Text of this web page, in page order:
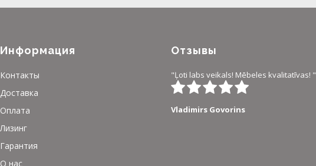
Информация
Контакты
Доставка
Оплата
Лизинг
Гарантия
О нас
Отзывы
"Ļoti labs veikals! Mēbeles kvalitatīvas! "
Vladimirs Govorins